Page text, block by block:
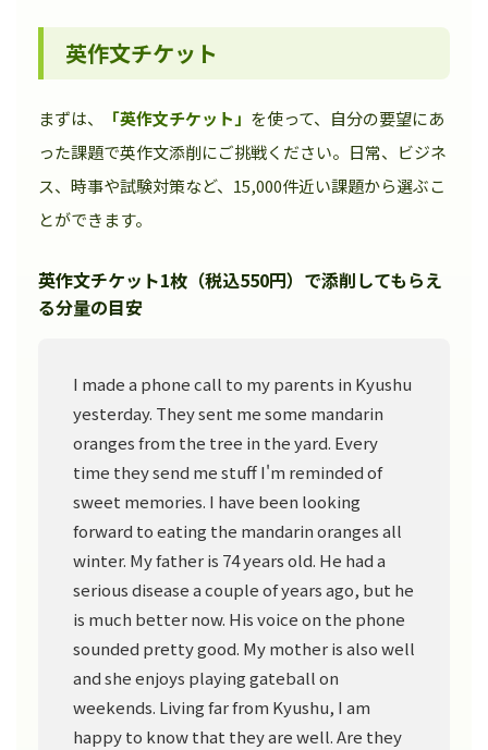
英作文チケット
まずは、 「英作文チケット」 を使って、自分の要望にあ
った課題で英作文添削にご挑戦ください。日常、ビジネ
ス、時事や試験対策など、15,000件近い課題から選ぶこ
とができます。
英作文チケット1枚（税込550円）で添削してもらえ
る分量の目安
I made a phone call to my parents in Kyushu
yesterday. They sent me some mandarin
oranges from the tree in the yard. Every
time they send me stuff I'm reminded of
sweet memories. I have been looking
forward to eating the mandarin oranges all
winter. My father is 74 years old. He had a
serious disease a couple of years ago, but he
is much better now. His voice on the phone
sounded pretty good. My mother is also well
and she enjoys playing gateball on
weekends. Living far from Kyushu, I am
happy to know that they are well. Are they